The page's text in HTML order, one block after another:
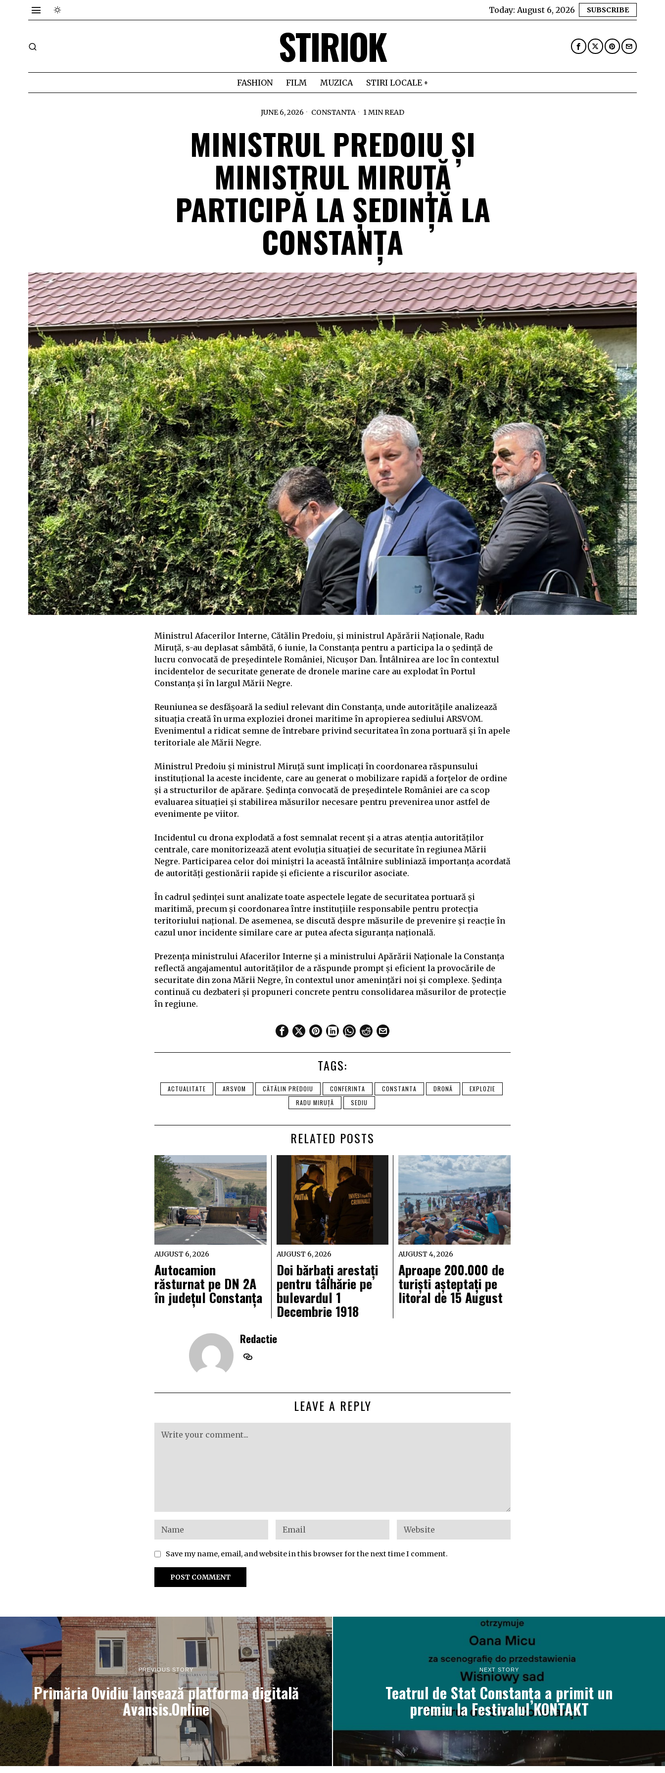
Today: August 6, 2026 SUBSCRIBE
STIRIOK
FASHION FILM MUZICA STIRI LOCALE
JUNE 6, 2026 CONSTANTA 1 MIN READ
MINISTRUL PREDOIU ȘI
MINISTRUL MIRUȚĂ
PARTICIPĂ LA ȘEDINȚĂ LA
CONSTANȚA
Ministrul Afacerilor Interne, Cătălin Predoiu, și ministrul Apărării Naționale, Radu
Miruță, s-au deplasat sâmbătă, 6 iunie, la Constanța pentru a participa la o ședință de
lucru convocată de președintele României, Nicușor Dan. Întâlnirea are loc în contextul
incidentelor de securitate generate de dronele marine care au explodat în Portul
Constanța și în largul Mării Negre.
Reuniunea se desfășoară la sediul relevant din Constanța, unde autoritățile analizează
situația creată în urma exploziei dronei maritime în apropierea sediului ARSVOM.
Evenimentul a ridicat semne de întrebare privind securitatea în zona portuară și în apele
teritoriale ale Mării Negre.
Ministrul Predoiu și ministrul Miruță sunt implicați în coordonarea răspunsului
instituțional la aceste incidente, care au generat o mobilizare rapidă a forțelor de ordine
și a structurilor de apărare. Ședința convocată de președintele României are ca scop
evaluarea situației și stabilirea măsurilor necesare pentru prevenirea unor astfel de
evenimente pe viitor.
Incidentul cu drona explodată a fost semnalat recent și a atras atenția autorităților
centrale, care monitorizează atent evoluția situației de securitate în regiunea Mării
Negre. Participarea celor doi miniștri la această întâlnire subliniază importanța acordată
de autorități gestionării rapide și eficiente a riscurilor asociate.
În cadrul ședinței sunt analizate toate aspectele legate de securitatea portuară și
maritimă, precum și coordonarea între instituțiile responsabile pentru protecția
teritoriului național. De asemenea, se discută despre măsurile de prevenire și reacție în
cazul unor incidente similare care ar putea afecta siguranța națională.
Prezența ministrului Afacerilor Interne și a ministrului Apărării Naționale la Constanța
reflectă angajamentul autorităților de a răspunde prompt și eficient la provocările de
securitate din zona Mării Negre, în contextul unor amenințări noi și complexe. Ședința
continuă cu dezbateri și propuneri concrete pentru consolidarea măsurilor de protecție
în regiune.
TAGS:
ACTUALITATE ARSVOM CĂTĂLIN PREDOIU CONFERINTA CONSTANTA DRONĂ
EXPLOZIE
RADU MIRUȚĂ
SEDIU
RELATED POSTS
AUGUST 6, 2026
Autocamion
răsturnat pe DN 2A
în județul Constanța
AUGUST 6, 2026
Doi bărbați arestați
pentru tâlhărie pe
bulevardul 1
Decembrie 1918
AUGUST 4, 2026
Aproape 200.000 de
turiști așteptați pe
litoral de 15 August
Redactie
LEAVE A REPLY
Save my name, email, and website in this browser for the next time I comment.
PREVIOUS STORY
Primăria Ovidiu lansează platforma digitală
Avansis.Online
NEXT STORY
Teatrul de Stat Constanța a primit un
premiu la Festivalul KONTAKT